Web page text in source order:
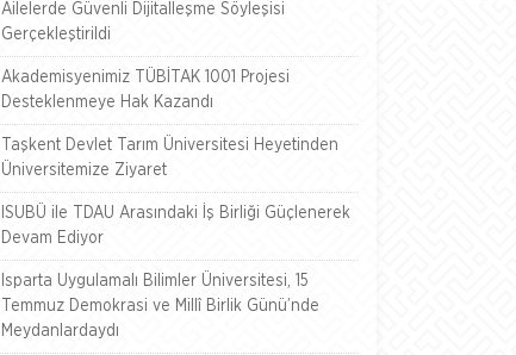
Ailelerde Güvenli Dijitalleşme Söyleşisi
Gerçekleştirildi
Akademisyenimiz TÜBİTAK 1001 Projesi
Desteklenmeye Hak Kazandı
Taşkent Devlet Tarım Üniversitesi Heyetinden
Üniversitemize Ziyaret
ISUBÜ ile TDAU Arasındaki İş Birliği Güçlenerek
Devam Ediyor
Isparta Uygulamalı Bilimler Üniversitesi, 15
Temmuz Demokrasi ve Millî Birlik Günü’nde
Meydanlardaydı